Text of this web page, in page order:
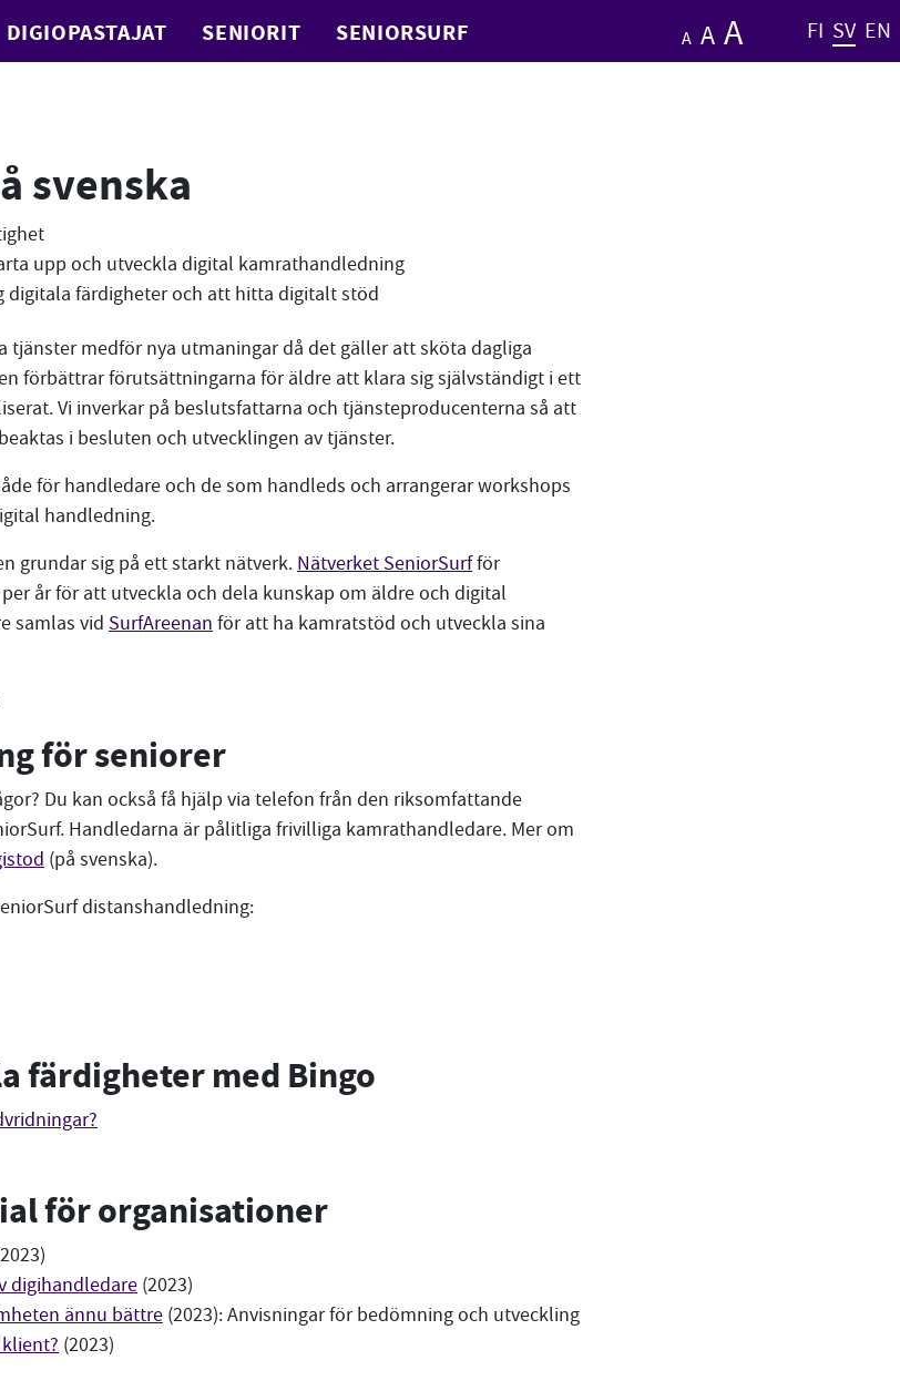
DIGIOPASTAJAT SENIORIT SENIORSURF A A
Palauta tekstin
A
Suurena
Hae
FI SV EN
svenska
upp och utveckla digital kamrathandledning
digitala färdigheter och att hitta digitalt stöd
tjänster medför nya utmaningar då det gäller att sköta dagliga
förbättrar förutsättningarna för äldre att klara sig självständigt i ett
Vi inverkar på beslutsfattarna och tjänsteproducenterna så att
i besluten och utvecklingen av tjänster.
för handledare och de som handleds och arrangerar workshops
handledning.
grundar sig på ett starkt nätverk. Nätverket SeniorSurfför
år för att utveckla och dela kunskap om äldre och digital
samlas vid SurfAreenan för att ha kamratstöd och utveckla sina
för seniorer
Du kan också få hjälp via telefon från den riksomfattande
Handledarna är pålitliga frivilliga kamrathandledare. Mer om
(på svenska).
distanshandledning:
färdigheter med Bingo
för organisationer
digihandledare (2023)
ännu bättre (2023): Anvisningar för bedömning och utveckling
(2023)